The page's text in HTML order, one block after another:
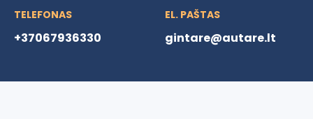
TELEFONAS
+37067936330
EL. PAŠTAS
gintare@autare.lt